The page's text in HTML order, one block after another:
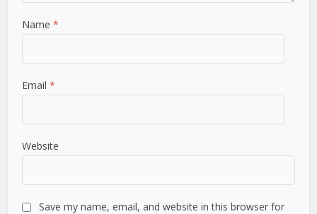
Name*
Email*
Website
Save my name, email, and website in this browser for